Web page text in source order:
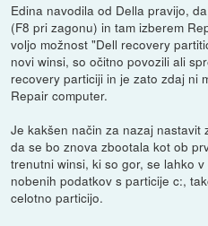
Edina navodila od Della pravijo,
(F8 pri zagonu) in tam izberem
voljo možnost "Dell recovery
novi winsi, so očitno povozili ali
recovery particiji in je zato zdaj ni
Repair computer.
Je kakšen način za nazaj
da se bo znova zbootala kot ob
trenutni winsi, ki so gor, se lahko
nobenih podatkov s particije c:,
celotno particijo.